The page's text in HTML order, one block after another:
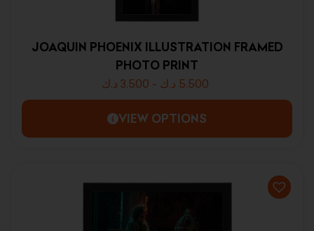
JOAQUIN PHOENIX ILLUSTRATION FRAMED
PHOTO PRINT
3.500 د.ك - 5.500 د.ك
VIEW OPTIONS